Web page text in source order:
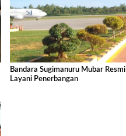
Bandara Sugimanuru Mubar Resmi
Layani Penerbangan